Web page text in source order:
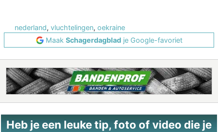
nederland, vluchtelingen, oekraine
Maak Schagerdagbladje Google-favoriet
Heb je een leuke tip, foto of video die je